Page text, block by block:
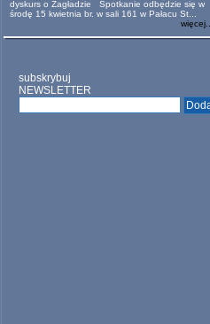
dyskurs o Zagładzie Spotkanie odbędzie się w
środę 15 kwietnia br. w sali 161 w Pałacu St...
więcej...
subskrybuj
NEWSLETTER